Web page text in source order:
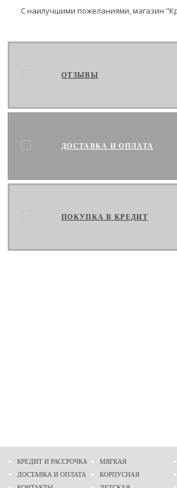
С наилучшими пожеланиями, магазин
ОТЗЫВЫ
ДОСТАВКА И ОПЛАТА
ПОКУПКА В КРЕДИТ
КРЕДИТ И РАССРОЧКА
ДОСТАВКА И ОПЛАТА
МЯГКАЯ
КОРПУСНАЯ